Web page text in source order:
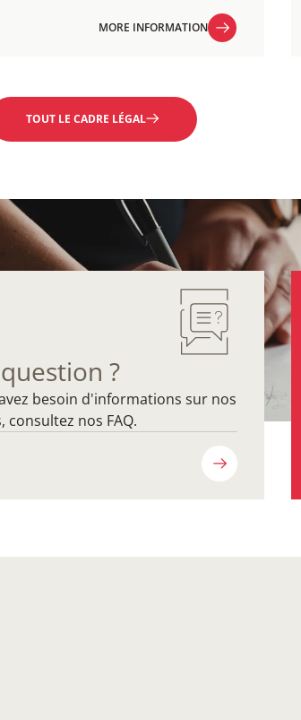
MORE INFORMATION
TOUT LE CADRE LÉGAL
?
besoin d'informations sur nos
consultez nos FAQ.